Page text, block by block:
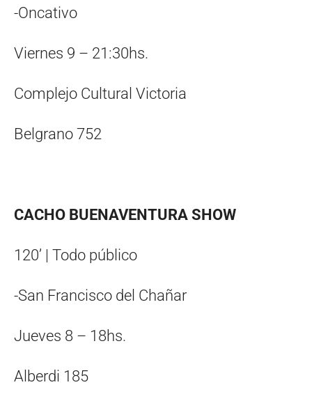
-Oncativo
Viernes 9 – 21:30hs.
Complejo Cultural Victoria
Belgrano 752
CACHO BUENAVENTURA SHOW
120’ | Todo público
-San Francisco del Chañar
Jueves 8 – 18hs.
Alberdi 185